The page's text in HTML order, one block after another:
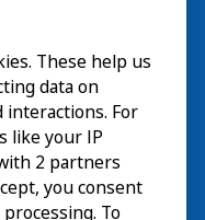
These help us
data on
interactions. For
like your IP
2 partners
you consent
To